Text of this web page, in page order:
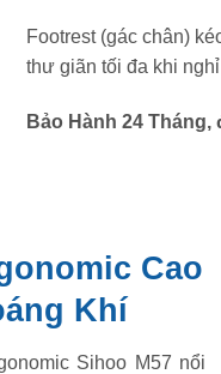
Footrest (gác chân)
thư giãn tối đa khi
Bảo Hành 24 Tháng,
Cao
Khí
Sihoo M57 nổi